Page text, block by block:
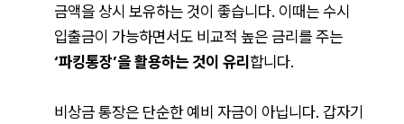
금액을 상시 보유하는 것이 좋습니다. 이때는 수시
입출금이 가능하면서도 비교적 높은 금리를 주는
‘파킹통장’을 활용하는 것이 유리합니다.
비상금 통장은 단순한 예비 자금이 아닙니다. 갑자기